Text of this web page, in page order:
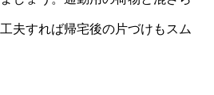
夫すれば帰宅後の片づけもスム